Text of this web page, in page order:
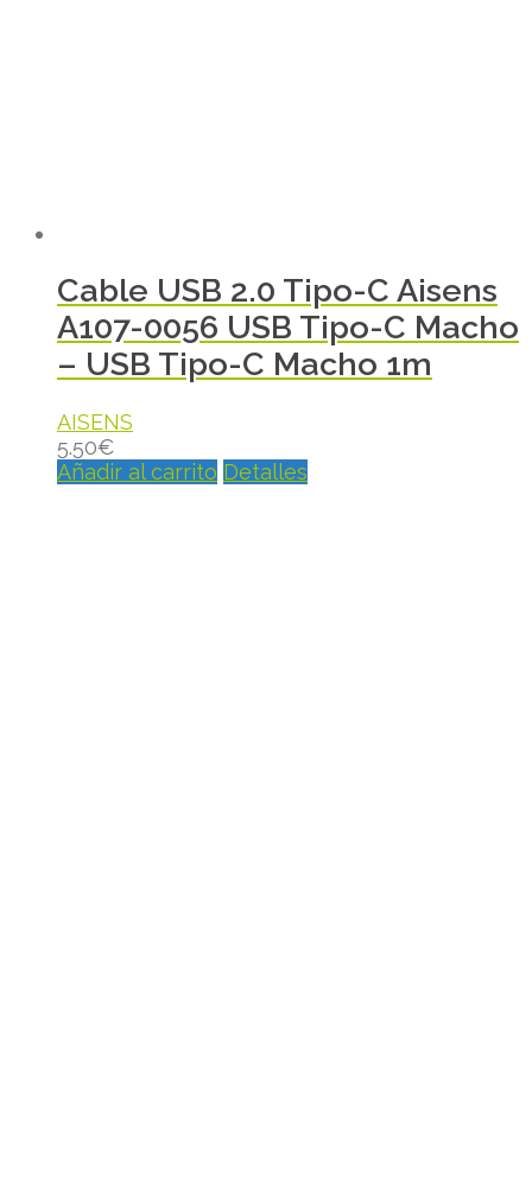
Cable USB 2.0 Tipo-C Aisens
A107-0056 USB Tipo-C Macho
– USB Tipo-C Macho 1m
AISENS
5.50€
Añadir al carrito Detalles